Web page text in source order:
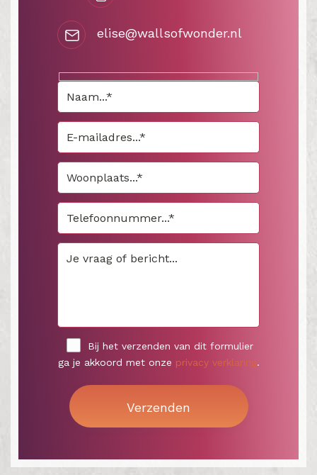
elise@wallsofwonder.nl
Bij het verzenden van dit formulier
ga je akkoord met onze privacy verklaring.